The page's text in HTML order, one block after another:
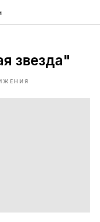
звезда"